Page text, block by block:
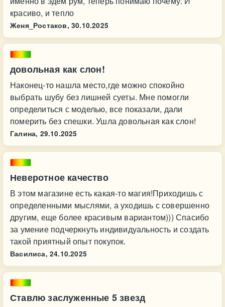
красиво, и тепло
Женя_Ростаков, 30.10.2025
довольная как слон!
Наконец-то нашла место,где можно спокойно
выбрать шубу без лишней суеты. Мне помогли
определиться с моделью, все показали, дали
померить без спешки. Ушла довольная как слон!
Галина, 29.10.2025
Неверотное качество
В этом магазине есть какая-то магия!Приходишь с
определенными мыслями, а уходишь с совершенно
другим, еще более красивым вариантом))) Спасибо
за умение подчеркнуть индивидуальность и создать
такой приятный опыт покупок.
Василиса, 24.10.2025
Ставлю заслуженные 5 звезд